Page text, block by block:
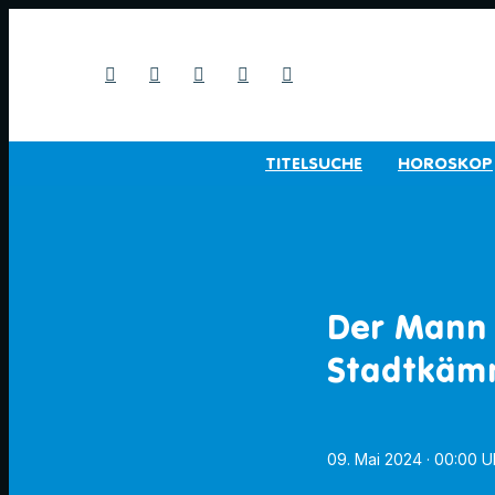
TITELSUCHE HOROSKOP
Der
09. Mai 2024 · 00:00